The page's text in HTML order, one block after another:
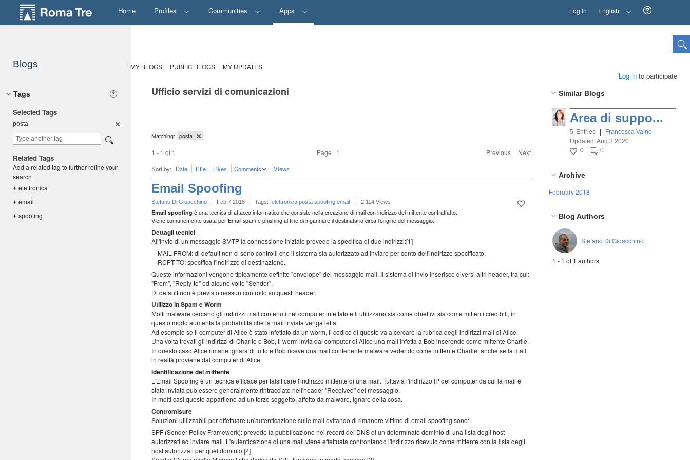
Home Profiles Communities Apps Log In English
Blogs MY BLOGS PUBLIC BLOGS MY UPDATES
Log in to participate
Tags
Selected Tags
posta
Related Tags
Add a related tag to further refine your
search
+ elettronica
+ email
+ spoofing
Similar Blogs
Area di suppo...
5 Entries
Francesca Vaino
Updated Aug 3 2020
0
0
Archive
February 2018
Blog Authors
Stefano Di Gioacchino
1 - 1 of 1 authors
Ufficio servizi di comunicazioni
Matching: posta
1 - 1 of 1 Previous Next
Page 1
Sort by: Date Title Likes Comments Views
Email Spoofing
Stefano Di Gioacchino | Feb 7 2018 | Tags: elettronica posta spoofing email | 2,114 Views
Email spoofing è una tecnica di attacco informatico che consiste nella creazione di mail con indirizzo del mittente contraffatto.
Viene comunemente usata per Email spam e phishing al fine di ingannare il destinatario circa l'origine del messaggio.
Dettagli tecnici
All'invio di un messaggio SMTP la connessione iniziale prevede la specifica di due indirizzi:[1]
MAIL FROM: di default non ci sono controlli che il sistema sia autorizzato ad inviare per conto dell'indirizzo specificato.
RCPT TO: specifica l'indirizzo di destinazione.
Queste informazioni vengono tipicamente definite "envelope" del messaggio mail. Il sistema di invio inserisce diversi altri header, tra cui:
"From", "Reply-to" ed alcune volte "Sender".
Di default non è previsto nessun controllo su questi header.
Utilizzo in Spam e Worm
Molti malware cercano gli indirizzi mail contenuti nel computer infettato e li utilizzano sia come obiettivi sia come mittenti credibili, in
questo modo aumenta la probabilità che la mail inviata venga letta.
Ad esempio se il computer di Alice è stato infettato da un worm, il codice di questo va a cercare la rubrica degli indirizzi mail di Alice.
Una volta trovati gli indirizzi di Charlie e Bob, il worm invia dal computer di Alice una mail infetta a Bob inserendo come mittente Charlie.
In questo caso Alice rimane ignara di tutto e Bob riceve una mail contenente malware vedendo come mittente Charlie, anche se la mail
in realtà proviene dal computer di Alice.
Identificazione del mittente
L'Email Spoofing è un tecnica efficace per falsificare l'indirizzo mittente di una mail. Tuttavia l'indirizzo IP del computer da cui la mail è
stata inviata può essere generalmente rintracciato nell'header "Received" del messaggio.
In molti casi questo appartiene ad un terzo soggetto, affetto da malware, ignaro della cosa.
Contromisure
Soluzioni utilizzabili per effettuare un'autenticazione sulle mail evitando di rimanere vittime di email spoofing sono:
SPF (Sender Policy Framework): prevede la pubblicazione nei record del DNS di un determinato dominio di una lista degli host
autorizzati ad inviare mail. L'autenticazione di una mail viene effettuata confrontando l'indirizzo ricevuto come mittente con la lista degli
host autorizzati per quel dominio.[2]